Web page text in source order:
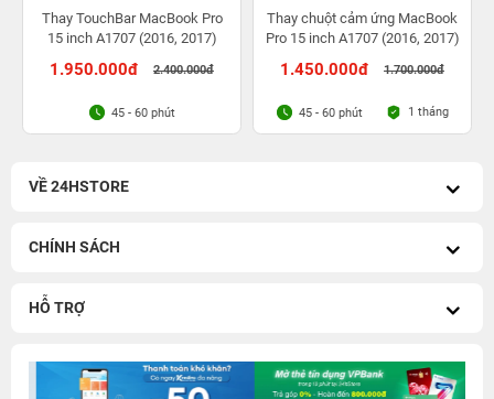
Thay TouchBar MacBook Pro
15 inch A1707 (2016, 2017)
1.950.000đ 2.400.000đ
45 - 60 phút
Thay chuột cảm ứng MacBook
Pro 15 inch A1707 (2016, 2017)
1.450.000đ 1.700.000đ
45 - 60 phút 1 tháng
VỀ 24HSTORE
CHÍNH SÁCH
HỖ TRỢ